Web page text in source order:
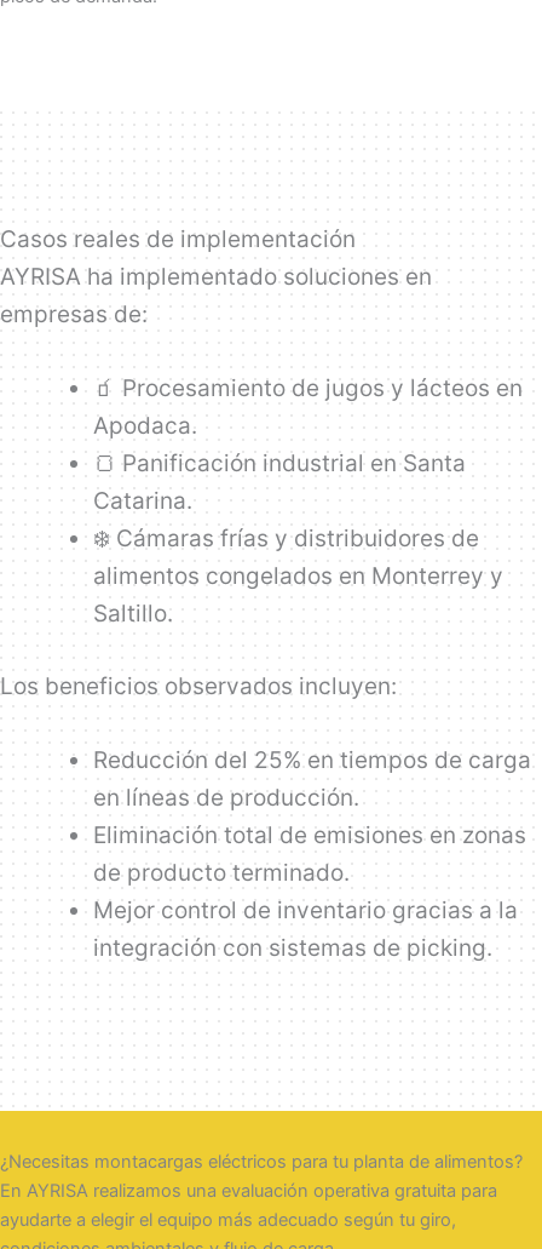
Casos reales de implementación
AYRISA ha implementado soluciones en
empresas de:
🧃 Procesamiento de jugos y lácteos en
Apodaca.
🍞 Panificación industrial en Santa
Catarina.
❄️ Cámaras frías y distribuidores de
alimentos congelados en Monterrey y
Saltillo.
Los beneficios observados incluyen:
Reducción del 25% en tiempos de carga
en líneas de producción.
Eliminación total de emisiones en zonas
de producto terminado.
Mejor control de inventario gracias a la
integración con sistemas de picking.
¿Necesitas montacargas eléctricos para tu planta de alimentos?
En AYRISA realizamos una evaluación operativa gratuita para
ayudarte a elegir el equipo más adecuado según tu giro,